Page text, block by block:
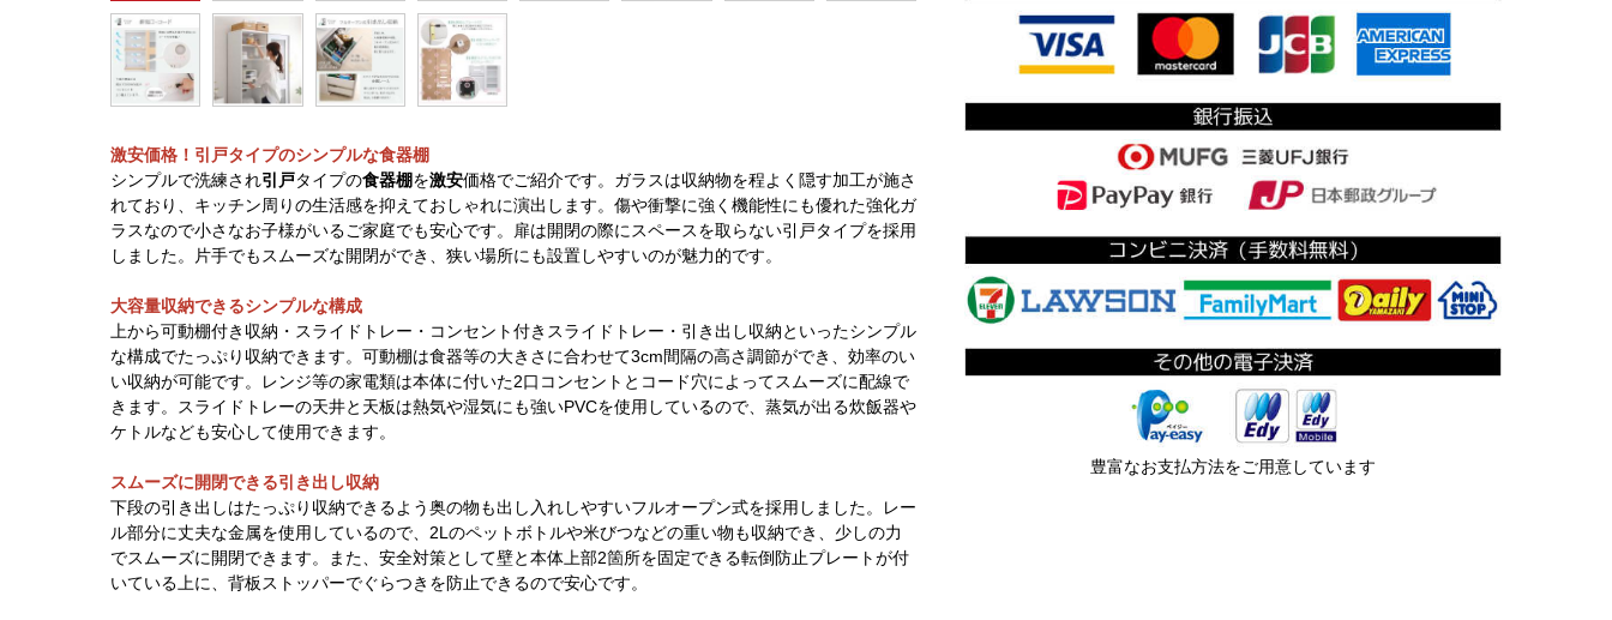
激安価格！引戸タイプのシンプルな食器棚
シンプルで洗練され引戸タイプの食器棚を激安価格でご紹介です。ガラスは収納物を程よく隠す加工が施さ
れており、キッチン周りの生活感を抑えておしゃれに演出します。傷や衝撃に強く機能性にも優れた強化ガ
ラスなので小さなお子様がいるご家庭でも安心です。扉は開閉の際にスペースを取らない引戸タイプを採用
しました。片手でもスムーズな開閉ができ、狭い場所にも設置しやすいのが魅力的です。
大容量収納できるシンプルな構成
上から可動棚付き収納・スライドトレー・コンセント付きスライドトレー・引き出し収納といったシンプル
な構成でたっぷり収納できます。可動棚は食器等の大きさに合わせて3cm間隔の高さ調節ができ、効率のい
い収納が可能です。レンジ等の家電類は本体に付いた2口コンセントとコード穴によってスムーズに配線で
きます。スライドトレーの天井と天板は熱気や湿気にも強いPVCを使用しているので、蒸気が出る炊飯器や
ケトルなども安心して使用できます。
スムーズに開閉できる引き出し収納
下段の引き出しはたっぷり収納できるよう奥の物も出し入れしやすいフルオープン式を採用しました。レー
ル部分に丈夫な金属を使用しているので、2Lのペットボトルや米びつなどの重い物も収納でき、少しの力
でスムーズに開閉できます。また、安全対策として壁と本体上部2箇所を固定できる転倒防止プレートが付
いている上に、背板ストッパーでぐらつきを防止できるので安心です。
豊富なお支払方法をご用意しています